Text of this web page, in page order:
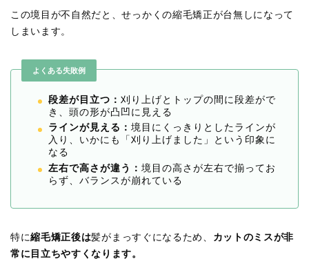
この境目が不自然だと、せっかくの縮毛矯正が台無しになって
しまいます。
よくある失敗例
段差が目立つ： 刈り上げとトップの間に段差がで
き、頭の形が凸凹に見える
ラインが見える： 境目にくっきりとしたラインが
入り、いかにも「刈り上げました」という印象に
なる
左右で高さが違う： 境目の高さが左右で揃ってお
らず、バランスが崩れている
特に縮毛矯正後は髪がまっすぐになるため、 カットのミスが非
常に目立ちやすくなります。